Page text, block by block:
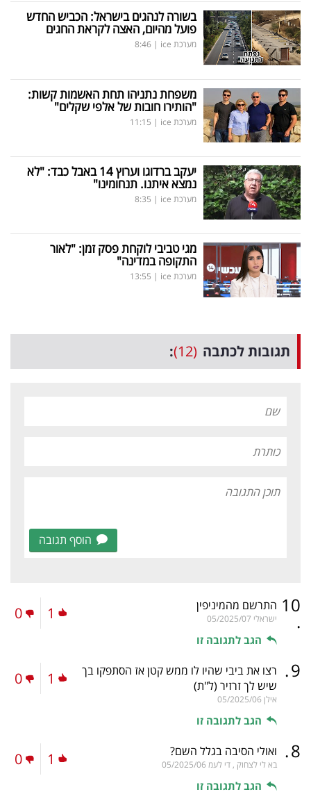
בשורה לנהגים בישראל: הכביש החדש
פועל מהיום, האצה לקראת החגים
מערכת ice |
8:46
משפחת נתניהו תחת האשמות קשות:
"הותירו חובות של אלפי שקלים"
מערכת ice |
11:15
יעקב ברדוגו וערוץ 14 באבל כבד: "לא
נמצא איתנו. תנחומינו"
מערכת ice |
8:35
מגי טביבי לוקחת פסק זמן: "לאור
התקופה במדינה"
מערכת ice |
13:55
תגובות לכתבה (12)
:
הוסף תגובה
10
.
התרשם מהמיניפין
ישראלי 05/2025/07
הגב לתגובה זו
1
0
9
. רצו את ביבי שהיו לו ממש קטן אז הסתפקו בך
שיש לך זרזיר (ל"ת)
אילן 05/2025/06
הגב לתגובה זו
1
0
8
. ואולי הסיבה בגלל השם?
בא לי לצחוק , די לעמ 05/2025/06
הגב לתגובה זו
1
0